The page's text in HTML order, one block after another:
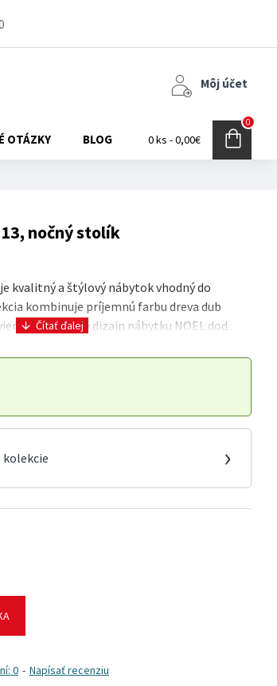
Môj účet
OTÁZKY BLOG 0 ks - 0,00€
0
nočný stolík
kvalitný a štýlový nábytok vhodný do
kombinuje príjemnú farbu dreva dub
Masívny dizajn nábytku NOEL dod..
kolekcie ›
0 - Napísať recenziu